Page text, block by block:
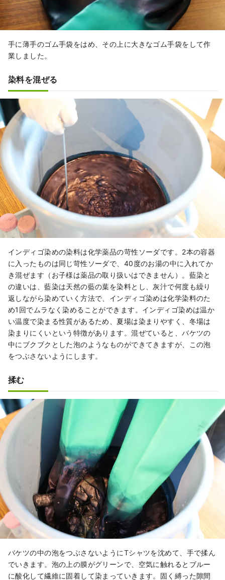
手に薄手のゴム手袋をはめ、その上に大きなゴム手袋をして作
業しました。
染料を混ぜる
インディゴ染めの染料は化学薬品の苛性ソーダです。2本の容器
に入ったものは同じ苛性ソーダで、40度のお湯の中に入れてか
き混ぜます（お子様は薬品の取り扱いはできません）。藍染と
の違いは、藍染は天然の藍の葉を染料とし、灰汁で何度も繰り
返しながら染めていく方法で、インディゴ染めは化学染料のた
め1回でムラなく染めることができます。インディゴ染めは温か
い温度で染まる性質があるため、夏場は染まりやすく、冬場は
染まりにくいという特徴があります。混ぜていると、バケツの
中にブクブクとした泡のようなものができてきますが、この泡
をつぶさないようにします。
揉む
バケツの中の泡をつぶさないようにTシャツを沈めて、手で揉ん
でいきます。泡の上の膜がグリーンで、空気に触れるとブルー
に酸化して繊維に固着して染まっていきます。固く縛った隙間